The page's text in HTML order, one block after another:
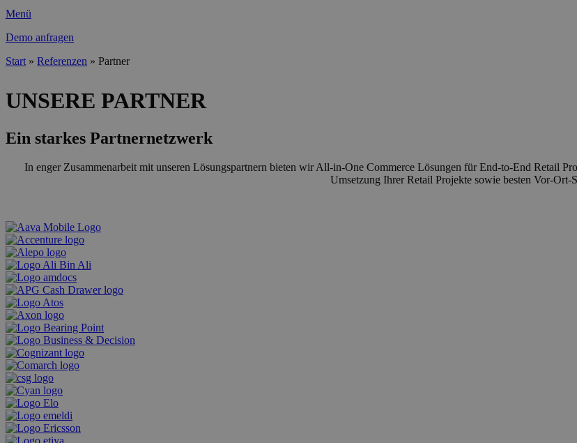
Menü
Demo anfragen
Start » Referenzen » Partner
UNSERE PARTNER
Ein starkes Partnernetzwerk
In enger Zusammenarbeit mit unseren Lösungspartnern bieten wir All-in-One Commerce Lösungen für End-to-End Retail
Umsetzung Ihrer Retail Projekte sowie besten Vor-Ort-